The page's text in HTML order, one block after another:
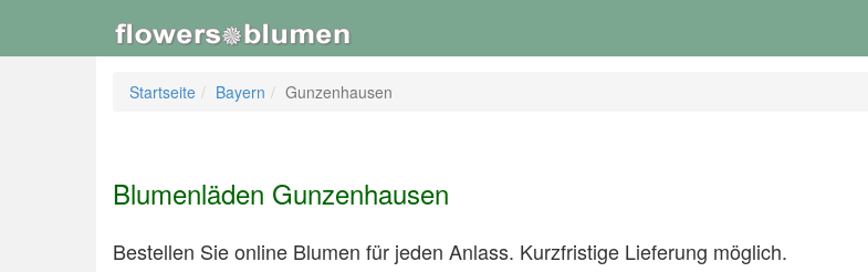
Startseite Bayern Gunzenhausen
Blumenläden Gunzenhausen
Bestellen Sie online Blumen für jeden Anlass. Kurzfristige Lieferung möglich.